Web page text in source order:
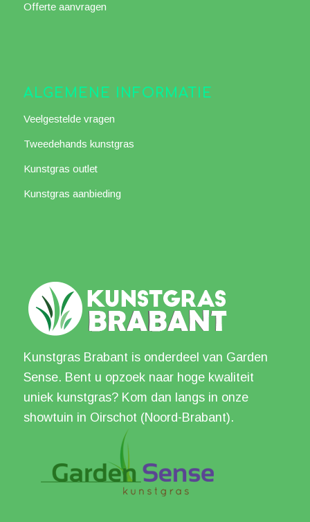
Offerte aanvragen
ALGEMENE INFORMATIE
Veelgestelde vragen
Tweedehands kunstgras
Kunstgras outlet
Kunstgras aanbieding
Kunstgras Brabant is onderdeel van Garden
Sense. Bent u opzoek naar hoge kwaliteit
uniek kunstgras? Kom dan langs in onze
showtuin in Oirschot (Noord-Brabant).